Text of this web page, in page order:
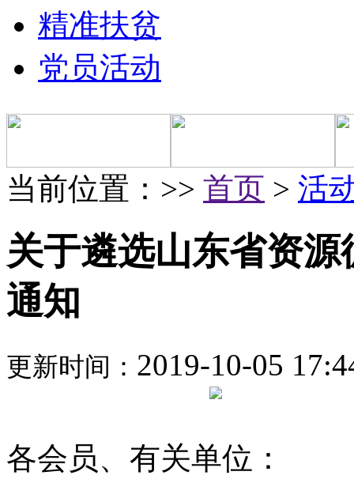
精准扶贫
党员活动
当前位置：>> 首页 > 活
关于遴选山东省资
通知
更新时间： 2019-10-05
各会员、有关单位：